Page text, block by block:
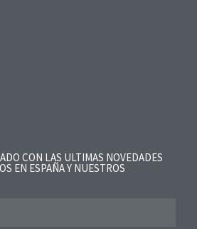
CON LAS ULTIMAS NOVEDADES
EN ESPAÑA Y NUESTROS